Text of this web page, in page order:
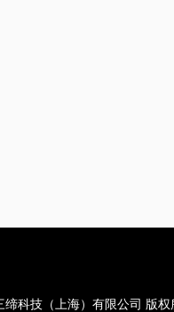
缔科技（上海）有限公司 版权